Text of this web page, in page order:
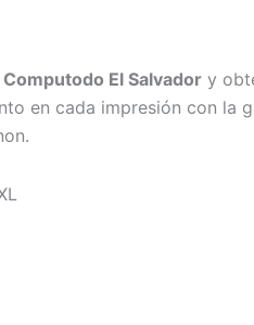
Computodo El Salvador y
en cada impresión con la